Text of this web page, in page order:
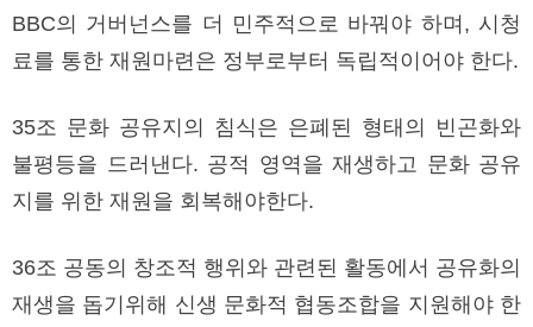
BBC의 거버넌스를 더 민주적으로 바꿔야 하며, 시청
료를 통한 재원마련은 정부로부터 독립적이어야 한다.
35조 문화 공유지의 침식은 은폐된 형태의 빈곤화와
불평등을 드러낸다. 공적 영역을 재생하고 문화 공유
지를 위한 재원을 회복해야한다.
36조 공동의 창조적 행위와 관련된 활동에서 공유화의
재생을 돕기위해 신생 문화적 협동조합을 지원해야 한